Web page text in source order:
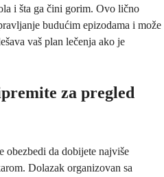
i šta ga čini gorim. Ovo lično
budućim epizodama i može
vaš plan lečenja ako je
za pregled
obezbedi da dobijete najviše
Dolazak organizovan sa